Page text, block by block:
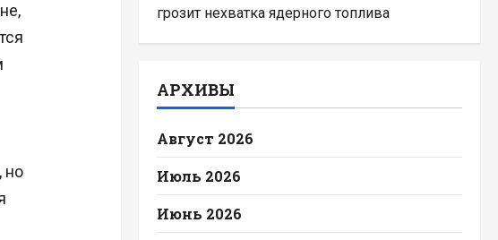
но
грозит нехватка ядерного топлива
АРХИВЫ
Август 2026
Июль 2026
Июнь 2026